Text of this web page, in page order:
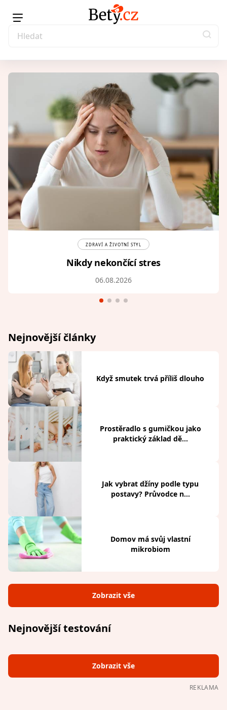
ZDRAVÍ A ŽIVOTNÍ STYL
Nikdy nekončící stres
06.08.2026
Nejnovější články
Když smutek trvá příliš dlouho
Prostěradlo s gumičkou jako
praktický základ dě...
Jak vybrat džíny podle typu
postavy? Průvodce n...
Domov má svůj vlastní
mikrobiom
Zobrazit vše
Nejnovější testování
Zobrazit vše
REKLAMA